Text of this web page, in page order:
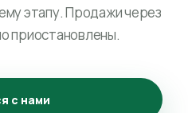
этапу. Продажи через
приостановлены.
с нами